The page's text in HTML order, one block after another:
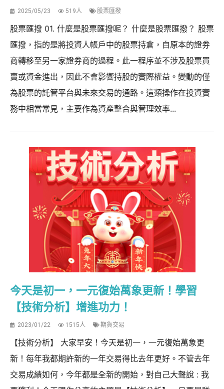
2025/05/23 519人 股票匯撥
股票匯撥 01. 什麼是股票匯撥呢？ 什麼是股票匯撥？ 股票
匯撥，指的是將投資人帳戶中的股票持倉，自原本的證券
商轉移至另一家證券商的過程。此一程序並不涉及股票買
賣或資金進出，因此不會影響持股的實際權益。變動的僅
為股票的託管平台與未來交易的通路。這類操作在投資實
務中相當常見，主要作為資產整合與管理效率...
今天是初一，一元復始萬象更新！學習
【技術分析】增進功力！
2023/01/22 1515人 期貨交易
【技術分析】 大家早安！今天是初一，一元復始萬象更
新！每年我都期許新的一年交易得比去年更好。不管去年
交易成績如何，今年都是全新的開始，對自己大聲說 : 我